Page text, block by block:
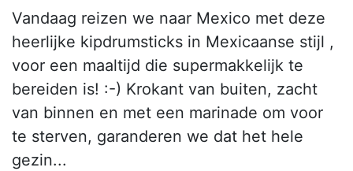
Vandaag reizen we naar Mexico met deze
heerlijke kipdrumsticks in Mexicaanse stijl ,
voor een maaltijd die supermakkelijk te
bereiden is! :-) Krokant van buiten, zacht
van binnen en met een marinade om voor
te sterven, garanderen we dat het hele
gezin...